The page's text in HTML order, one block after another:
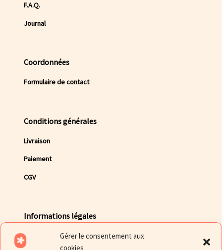
Gérer le consentement aux
cookies
F.A.Q.
Journal
Coordonnées
Formulaire de contact
Conditions générales
Livraison
Paiement
CGV
Informations légales
Mentions légales